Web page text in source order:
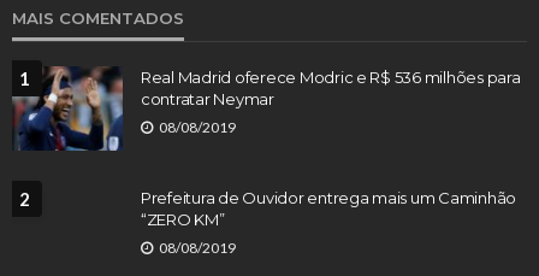
MAIS COMENTADOS
1
Real Madrid oferece Modric e R$ 536 milhões para
contratar Neymar
08/08/2019
2
Prefeitura de Ouvidor entrega mais um Caminhão
“ZERO KM”
08/08/2019